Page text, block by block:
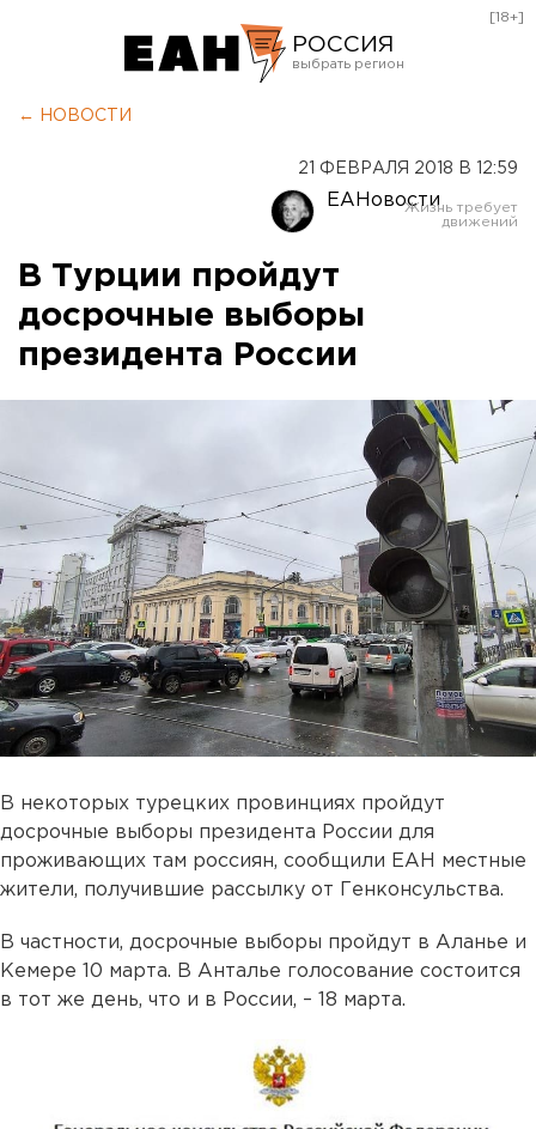
РОССИЯ
Оренбург
[18+]
← НОВОСТИ
21 ФЕВРАЛЯ 2018 В 12:59
ЕАНовости
В Турции пройдут
досрочные выборы
президента России
В некоторых турецких провинциях пройдут
досрочные выборы президента России для
проживающих там россиян, сообщили ЕАН местные
жители, получившие рассылку от Генконсульства.
В частности, досрочные выборы пройдут в Аланье и
Кемере 10 марта. В Анталье голосование состоится
в тот же день, что и в России, – 18 марта.